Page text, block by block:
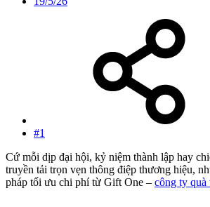
#1
Cứ mỗi dịp đại hội, kỷ niệm thành lập hay
truyền tải trọn vẹn thông điệp thương hiệu,
pháp tối ưu chi phí từ Gift One – công ty quà